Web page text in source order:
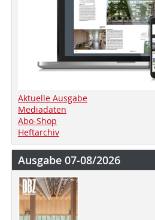
Aktuelle Ausgabe
Mediadaten
Abo-Shop
Heftarchiv
Ausgabe 07-08/2026